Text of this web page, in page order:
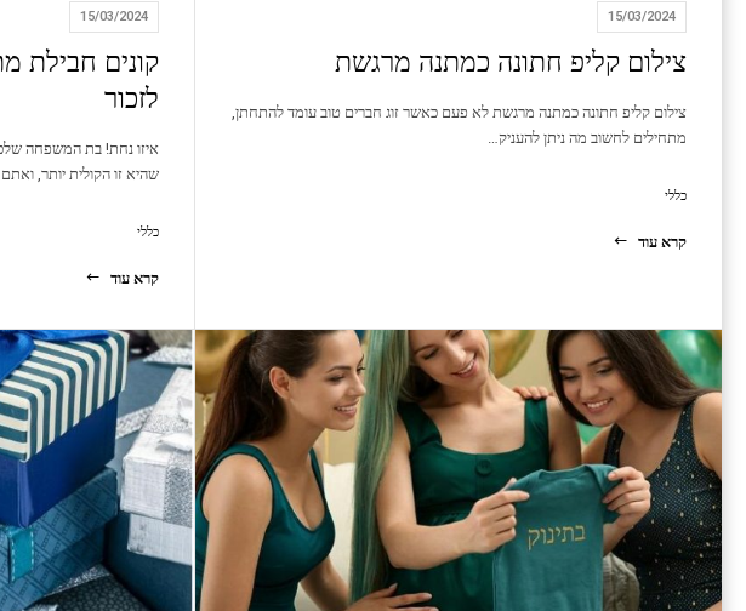
15/03/2024
צילום קליפ חתונה כמתנה מרגשת
צילום קליפ חתונה כמתנה מרגשת לא פעם כאשר זוג חברים טוב עומד להתחתן,
מתחילים לחשוב מה ניתן להעניק…
כללי
קרא עוד
15/03/2024
קונים חבילת
לזכור
איזו נחת! בת המשפחה
שהיא זו הקולית יותר,
כללי
קרא עוד